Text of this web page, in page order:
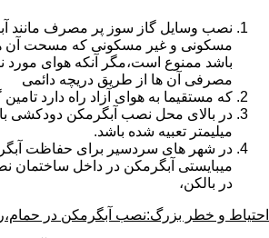
نصب وسایل گاز سوز پر مصرف مانند
باشد ممنوع است،مگر آنکه هوای مورد
مصرفی آن ها از طریق دریچه دائمی
که مستقیما به هوای آزاد راه دارد تامین
میلیمتر تعبیه شده باشد.
در شهر های سردسیر برای حفاظت
میبایستی آبگرمکن در داخل
در بالکن،
احتیاط و خطر بزرگ:نصب آبگرمکن در